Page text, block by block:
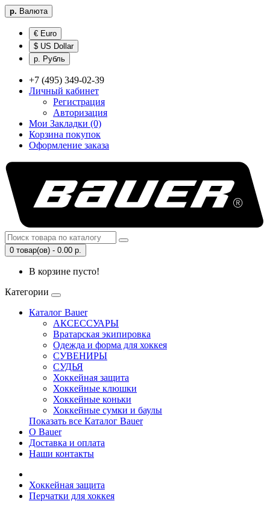
р. Валюта
€ Euro
$ US Dollar
р. Рубль
+7 (495) 349-02-39
Личный кабинет
Регистрация
Авторизация
Мои Закладки (0)
Корзина покупок
Оформление заказа
0 товар(ов) - 0.00 р.
В корзине пусто!
Категории
Каталог Bauer
АКСЕССУАРЫ
Вратарская экипировка
Одежда и форма для хоккея
СУВЕНИРЫ
СУДЬЯ
Хоккейная защита
Хоккейные клюшки
Хоккейные коньки
Хоккейные сумки и баулы
Показать все Каталог Bauer
О Bauer
Доставка и оплата
Наши контакты
Хоккейная защита
Перчатки для хоккея